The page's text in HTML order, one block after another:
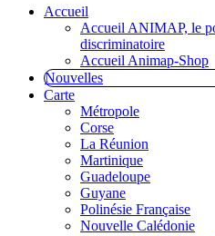
Accueil
Accueil ANIMAP, le
discriminatoire
Accueil Animap-Shop
Nouvelles
Carte
Métropole
Corse
La Réunion
Martinique
Guadeloupe
Guyane
Polinésie Française
Nouvelle Calédonie